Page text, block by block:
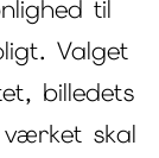
til
Valget
billedets
skal